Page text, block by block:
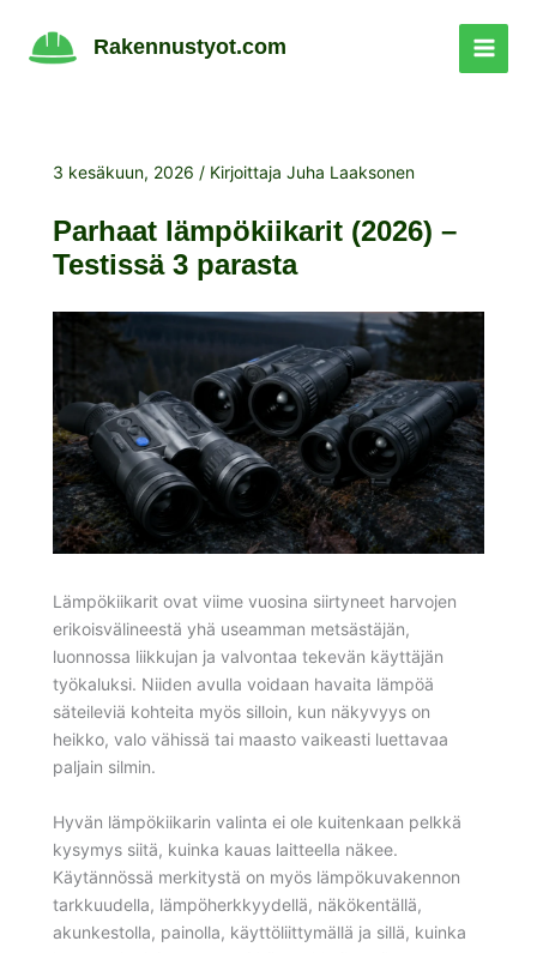
sisältöön
Rakennustyot.com
3 kesäkuun, 2026 / Kirjoittaja Juha Laaksonen
Parhaat lämpökiikarit (2026) –
Testissä 3 parasta
Lämpökiikarit ovat viime vuosina siirtyneet harvojen
erikoisvälineestä yhä useamman metsästäjän,
luonnossa liikkujan ja valvontaa tekevän käyttäjän
työkaluksi. Niiden avulla voidaan havaita lämpöä
säteileviä kohteita myös silloin, kun näkyvyys on
heikko, valo vähissä tai maasto vaikeasti luettavaa
paljain silmin.
Hyvän lämpökiikarin valinta ei ole kuitenkaan pelkkä
kysymys siitä, kuinka kauas laitteella näkee.
Käytännössä merkitystä on myös lämpökuvakennon
tarkkuudella, lämpöherkkyydellä, näkökentällä,
akunkestolla, painolla, käyttöliittymällä ja sillä, kuinka